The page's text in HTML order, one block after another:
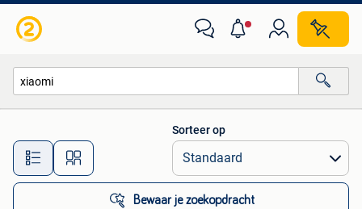
Alle afstanden…
Sorteer op
Bewaar je zoekopdracht